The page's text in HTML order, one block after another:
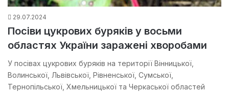
29.07.2024
Посіви цукрових буряків у восьми
областях України заражені хворобами
У посівах цукрових буряків на території Вінницької,
Волинської, Львівської, Рівненської, Сумської,
Тернопільської, Хмельницької та Черкаської областей